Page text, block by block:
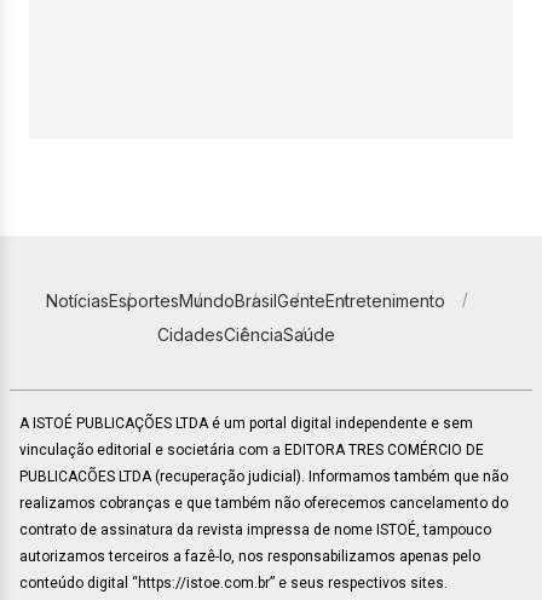
NotíciasEsportesMundoBrasilGenteEntretenimento
CidadesCiênciaSaúde
A ISTOÉ PUBLICAÇÕES LTDA é um portal digital independente e sem
vinculação editorial e societária com a EDITORA TRES COMÉRCIO DE
PUBLICACÕES LTDA (recuperação judicial). Informamos também que não
realizamos cobranças e que também não oferecemos cancelamento do
contrato de assinatura da revista impressa de nome ISTOÉ, tampouco
autorizamos terceiros a fazê-lo, nos responsabilizamos apenas pelo
conteúdo digital “https://istoe.com.br” e seus respectivos sites.